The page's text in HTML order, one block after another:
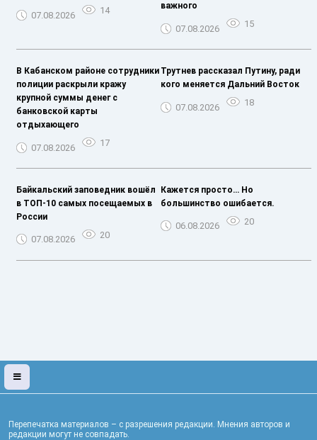
07.08.2026 14
важного
07.08.2026 15
В Кабанском районе сотрудники
полиции раскрыли кражу
крупной суммы денег с
банковской карты
отдыхающего
07.08.2026 17
Трутнев рассказал Путину, ради
кого меняется Дальний Восток
07.08.2026 18
Байкальский заповедник вошёл
в ТОП-10 самых посещаемых в
России
07.08.2026 20
Кажется просто… Но
большинство ошибается.
06.08.2026 20
Перепечатка материалов – с разрешения редакции. Мнения авторов и
редакции могут не совпадать.